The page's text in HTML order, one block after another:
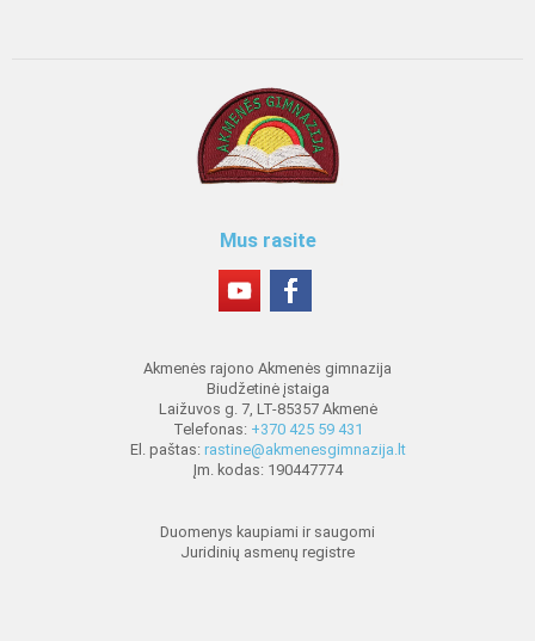
Mus rasite
Akmenės rajono Akmenės gimnazija
Biudžetinė įstaiga
Laižuvos g. 7, LT-85357 Akmenė
Telefonas: +370 425 59 431
El. paštas: rastine@akmenesgimnazija.lt
Įm. kodas: 190447774
Duomenys kaupiami ir saugomi
Juridinių asmenų registre